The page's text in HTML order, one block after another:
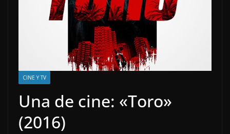
CINE Y TV
Una de cine: «Toro»
(2016)